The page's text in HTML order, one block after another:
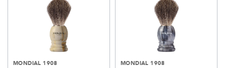
MONDIAL 1908 MONDIAL 1908